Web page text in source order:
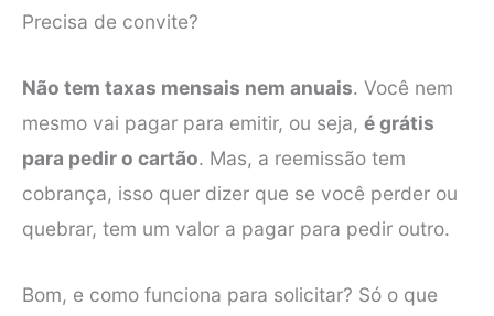
Precisa de convite?
Não tem taxas mensais nem anuais. Você nem
mesmo vai pagar para emitir, ou seja, é grátis
para pedir o cartão. Mas, a reemissão tem
cobrança, isso quer dizer que se você perder ou
quebrar, tem um valor a pagar para pedir outro.
Bom, e como funciona para solicitar? Só o que